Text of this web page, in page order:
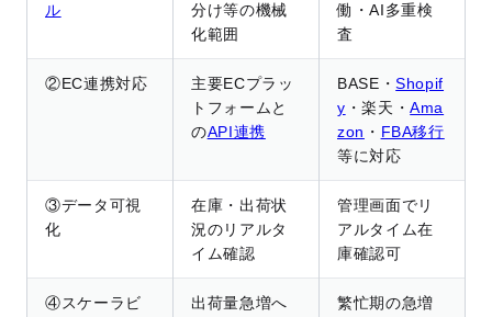
ル
分け等の機械
化範囲
働・AI多重検
査
②EC連携対応
主要ECプラッ
トフォームと
のAPI連携
BASE・Shopif
y ・楽天・Ama
zon ・ FBA移行
等に対応
③データ可視
化
在庫・出荷状
況のリアルタ
イム確認
管理画面でリ
アルタイム在
庫確認可
④スケーラビ
出荷量急増へ
繁忙期の急増